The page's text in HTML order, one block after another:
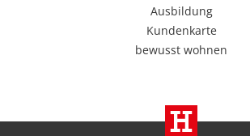
Ausbildung
Kundenkarte
bewusst wohnen